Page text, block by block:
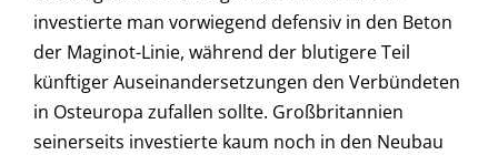
investierte man vorwiegend defensiv in den Beton
der Maginot-Linie, während der blutigere Teil
künftiger Auseinandersetzungen den Verbündeten
in Osteuropa zufallen sollte. Großbritannien
seinerseits investierte kaum noch in den Neubau